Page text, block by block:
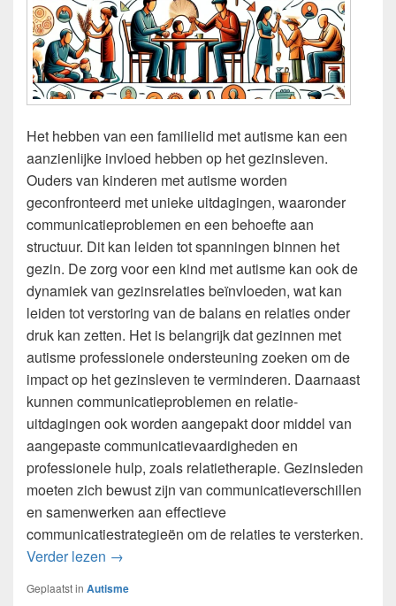
Het hebben van een familielid met autisme kan een
aanzienlijke invloed hebben op het gezinsleven.
Ouders van kinderen met autisme worden
geconfronteerd met unieke uitdagingen, waaronder
communicatieproblemen en een behoefte aan
structuur. Dit kan leiden tot spanningen binnen het
gezin. De zorg voor een kind met autisme kan ook de
dynamiek van gezinsrelaties beïnvloeden, wat kan
leiden tot verstoring van de balans en relaties onder
druk kan zetten. Het is belangrijk dat gezinnen met
autisme professionele ondersteuning zoeken om de
impact op het gezinsleven te verminderen. Daarnaast
kunnen communicatieproblemen en relatie-
uitdagingen ook worden aangepakt door middel van
aangepaste communicatievaardigheden en
professionele hulp, zoals relatietherapie. Gezinsleden
moeten zich bewust zijn van communicatieverschillen
en samenwerken aan effectieve
communicatiestrategieën om de relaties te versterken.
Verder lezen De Impact van Autisme op Gezinsleven en
→
Geplaatst in Autisme